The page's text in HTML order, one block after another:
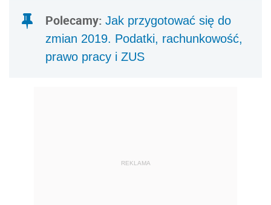
Polecamy: Jak przygotować się do
zmian 2019. Podatki, rachunkowość,
prawo pracy i ZUS
REKLAMA